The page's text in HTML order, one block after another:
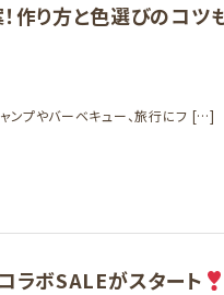
作り方と色選びのコツ
ンプやバーベキュー、旅行にフ […]
ラボSALEがスタート